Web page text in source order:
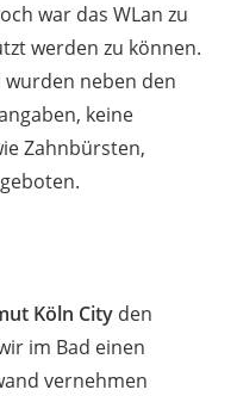
war das WLan zu
werden zu können.
neben den
keine
Zahnbürsten,
Köln City den
im Bad einen
vernehmen